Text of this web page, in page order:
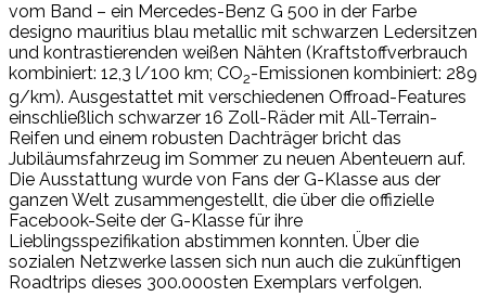
vom Band – ein Mercedes-Benz G 500 in der Farbe
designo mauritius blau metallic mit schwarzen Ledersitzen
und kontrastierenden weißen Nähten (Kraftstoffverbrauch
kombiniert: 12,3 l/100 km; CO2-Emissionen kombiniert: 289
g/km). Ausgestattet mit verschiedenen Offroad-Features
einschließlich schwarzer 16 Zoll-Räder mit All-Terrain-
Reifen und einem robusten Dachträger bricht das
Jubiläumsfahrzeug im Sommer zu neuen Abenteuern auf.
Die Ausstattung wurde von Fans der G-Klasse aus der
ganzen Welt zusammengestellt, die über die offizielle
Facebook-Seite der G-Klasse für ihre
Lieblingsspezifikation abstimmen konnten. Über die
sozialen Netzwerke lassen sich nun auch die zukünftigen
Roadtrips dieses 300.000sten Exemplars verfolgen.